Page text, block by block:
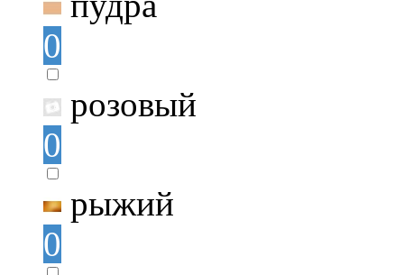
0
розовый
0
рыжий
0